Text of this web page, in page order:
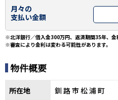
月々の
支払い金額
※北洋銀行／借入金300万円、返済期間35年、
※審査により金利は変わる可能性があります。
物件概要
所在地 釧路市松浦町